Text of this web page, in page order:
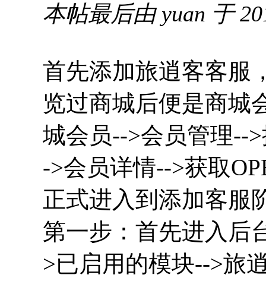
本帖最后由 yuan 于
首先添加旅逍客客服
览过商城后便是商城
城会员-->会员管理--
->会员详情-->获取
正式进入到添加客服
第一步：首先进入后
>已启用的模块-->旅